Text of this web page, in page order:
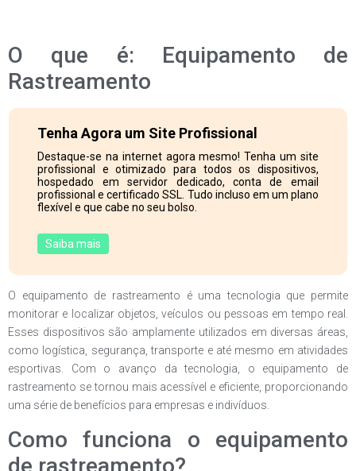
O que é: Equipamento de
Rastreamento
Tenha Agora um Site Profissional
Destaque-se na internet agora mesmo! Tenha um site
profissional e otimizado para todos os dispositivos,
hospedado em servidor dedicado, conta de email
profissional e certificado SSL. Tudo incluso em um plano
flexível e que cabe no seu bolso.
Saiba mais
O equipamento de rastreamento é uma tecnologia que permite
monitorar e localizar objetos, veículos ou pessoas em tempo real.
Esses dispositivos são amplamente utilizados em diversas áreas,
como logística, segurança, transporte e até mesmo em atividades
esportivas. Com o avanço da tecnologia, o equipamento de
rastreamento se tornou mais acessível e eficiente, proporcionando
uma série de benefícios para empresas e indivíduos.
Como funciona o equipamento
de rastreamento?